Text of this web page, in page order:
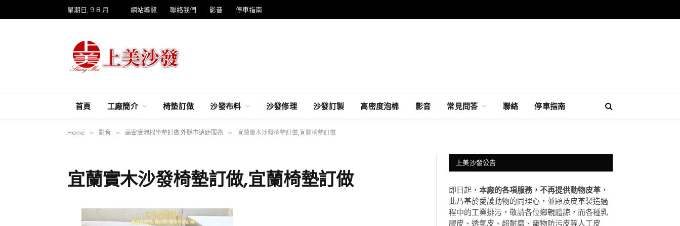
星期日, 9 8 月 網站導覽 聯絡我們 影音 停車指南
首頁 工廠簡介 椅墊訂做 沙發布料 沙發修理 沙發訂製 高密度泡棉 影音 常見問答 聯絡 停車指南
Home » 影音 » 高密度泡棉坐墊訂做 外縣市遠距服務 » 宜蘭實木沙發椅墊訂做,宜蘭椅墊訂做
宜蘭實木沙發椅墊訂做,宜蘭椅墊訂做
上美沙發公告
即日起， 本廠的各項服務，不再提供動物皮革 ，
此乃基於愛護動物的同理心，並顧及皮革製造過
程中的工業排污，敬請各位鄉親體諒，而各種乳
膠皮、透氣皮、超耐磨、竉物防污皮等人工皮